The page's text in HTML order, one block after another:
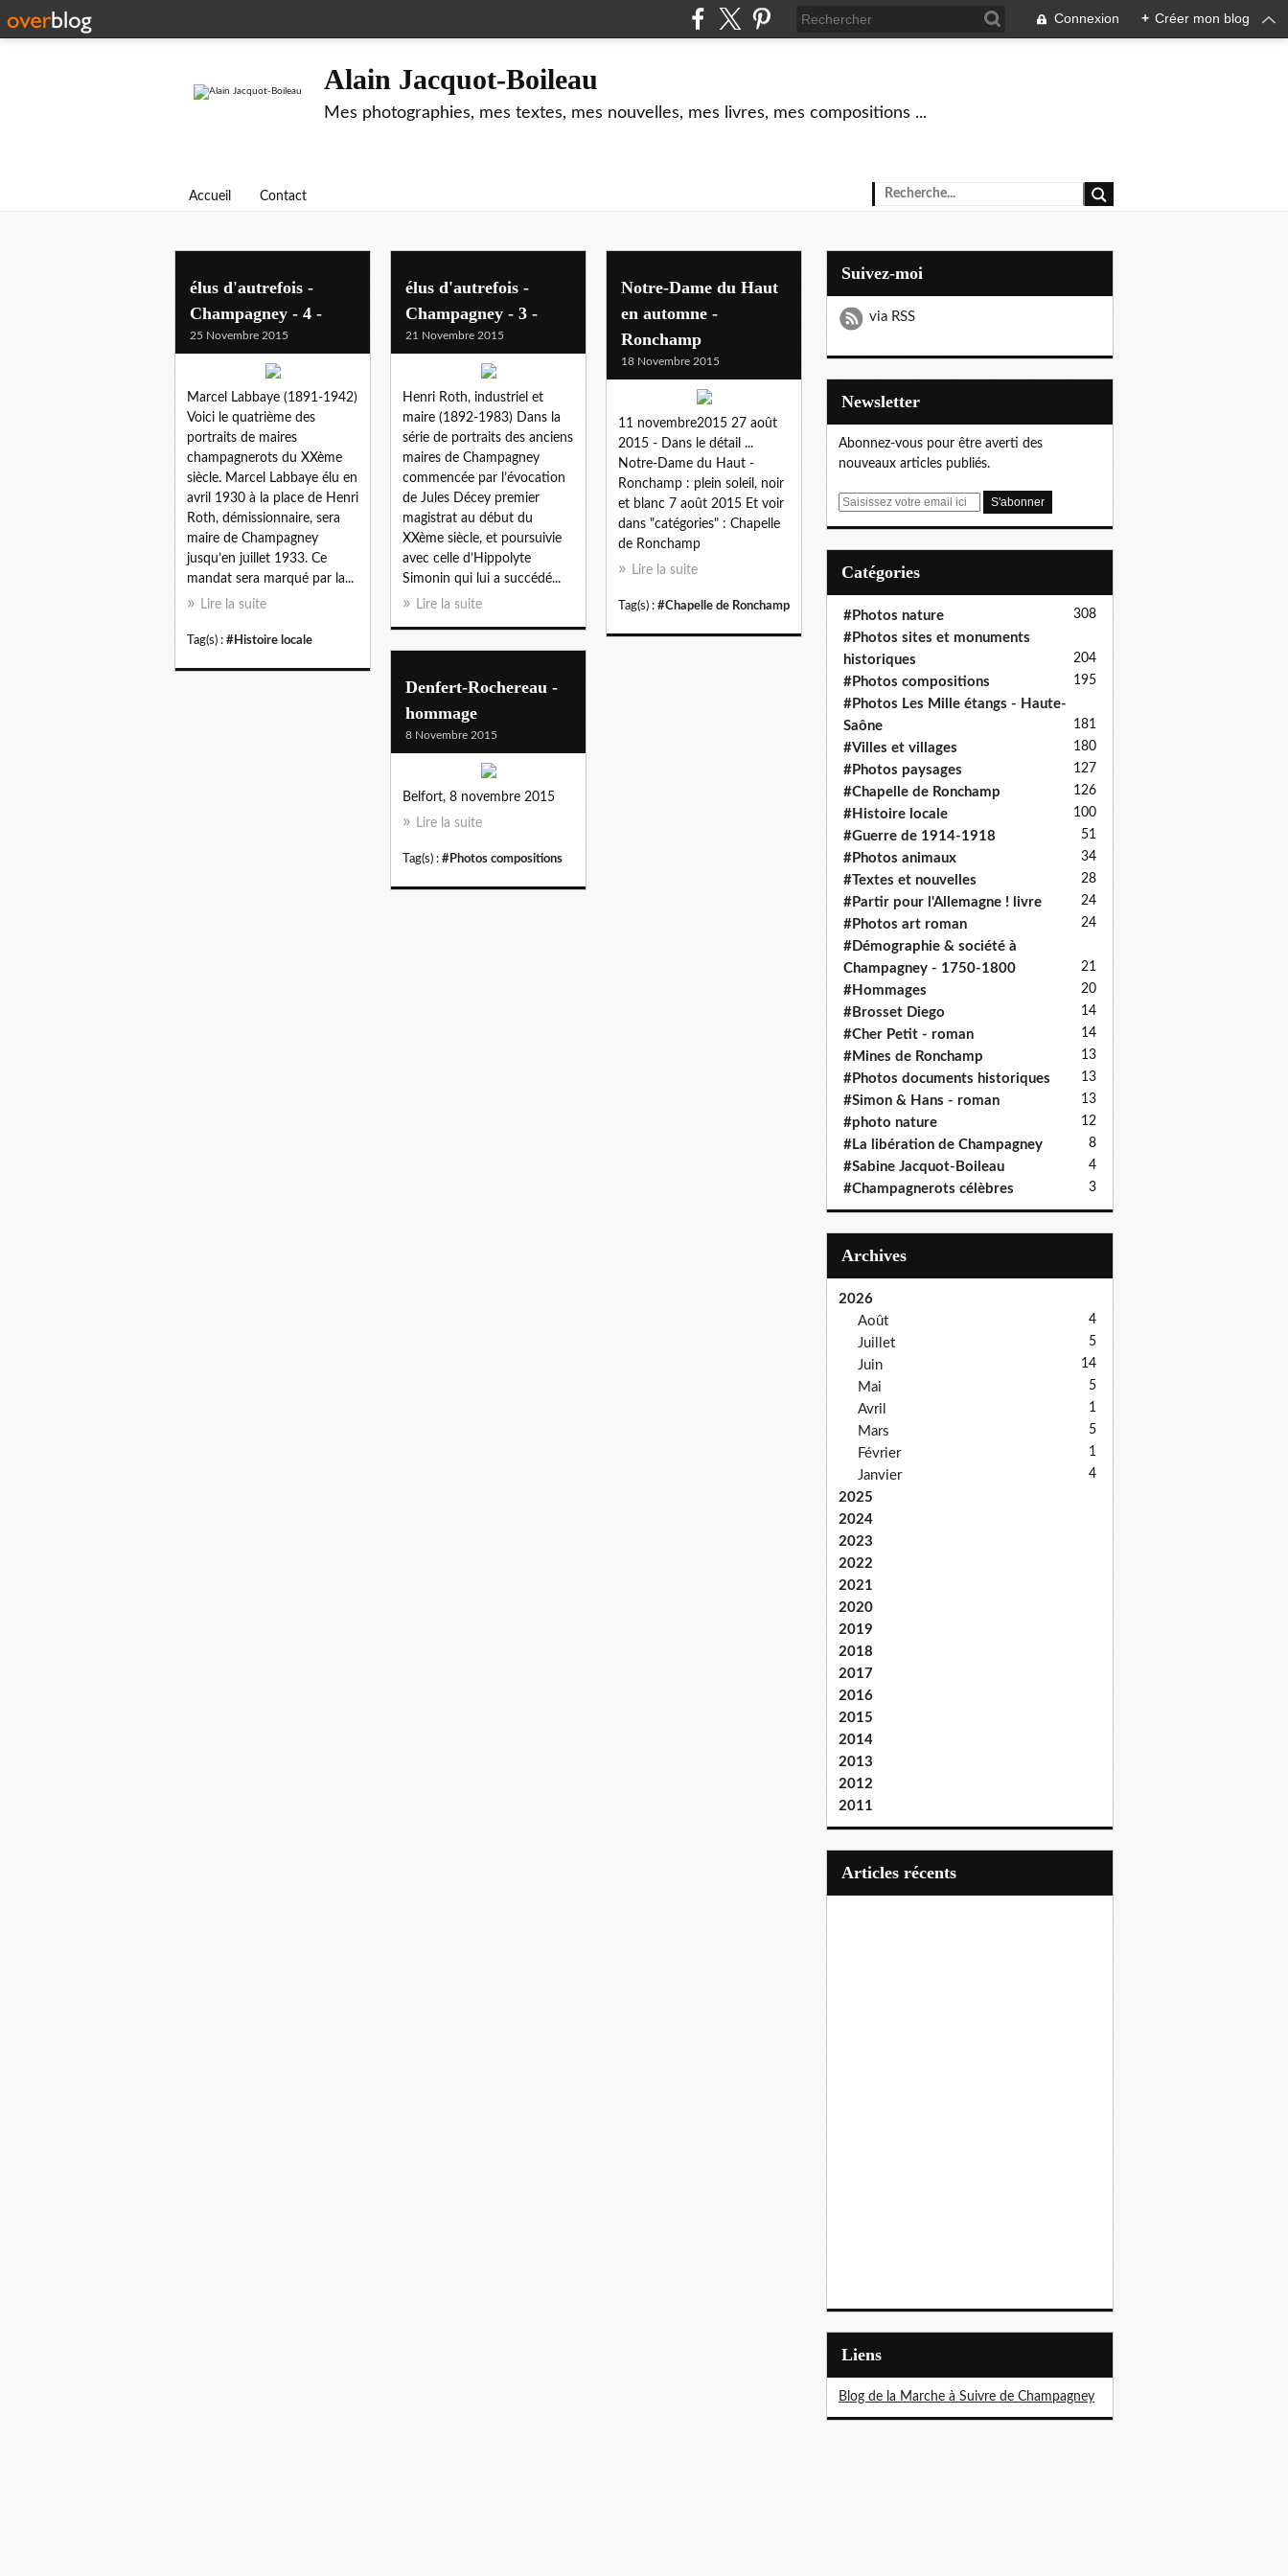
Connexion + Créer mon blog
Alain Jacquot-Boileau
Mes photographies, mes textes, mes nouvelles, mes livres, mes compositions ...
Accueil Contact
élus d'autrefois -
Champagney - 4 -
25 Novembre 2015
Marcel Labbaye (1891‑1942)
Voici le quatrième des
portraits de maires
champagnerots du XXème
siècle. Marcel Labbaye élu en
avril 1930 à la place de Henri
Roth, démissionnaire, sera
maire de Champagney
jusqu’en juillet 1933. Ce
mandat sera marqué par la...
Lire la suite
Tag(s) : #Histoire locale
élus d'autrefois -
Champagney - 3 -
21 Novembre 2015
Henri Roth, industriel et
maire (1892‑1983) Dans la
série de portraits des anciens
maires de Champagney
commencée par l’évocation
de Jules Décey premier
magistrat au début du
XXème siècle, et poursuivie
avec celle d’Hippolyte
Simonin qui lui a succédé...
Lire la suite
Notre-Dame du Haut
en automne -
Ronchamp
18 Novembre 2015
11 novembre2015 27 août
2015 - Dans le détail ...
Notre-Dame du Haut -
Ronchamp : plein soleil, noir
et blanc 7 août 2015 Et voir
dans "catégories" : Chapelle
de Ronchamp
Lire la suite
Tag(s) : #Chapelle de Ronchamp
Denfert-Rochereau -
hommage
8 Novembre 2015
Belfort, 8 novembre 2015
Lire la suite
Tag(s) : #Photos compositions
Suivez-moi
via RSS
Newsletter
Abonnez-vous pour être averti des
nouveaux articles publiés.
E
Catégories
#Photos nature 308
#Photos sites et monuments
historiques
204
#Photos compositions 195
#Photos Les Mille étangs - Haute-
Saône
181
#Villes et villages 180
#Photos paysages 127
#Chapelle de Ronchamp 126
#Histoire locale 100
#Guerre de 1914-1918 51
#Photos animaux 34
#Textes et nouvelles 28
#Partir pour l'Allemagne ! livre 24
#Photos art roman 24
#Démographie & société à
Champagney - 1750-1800
21
#Hommages 20
#Brosset Diego 14
#Cher Petit - roman 14
#Mines de Ronchamp 13
#Photos documents historiques 13
#Simon & Hans - roman 13
#photo nature 12
#La libération de Champagney 8
#Sabine Jacquot-Boileau 4
#Champagnerots célèbres 3
Archives
2026
Août
4
Juillet 5
Juin 14
Mai 5
Avril 1
Mars 5
Février 1
Janvier 4
2025
2024
2023
2022
2021
2020
2019
2018
2017
2016
2015
2014
2013
2012
2011
articles récents
Liens
Blog de la Marche à Suivre de Champagney